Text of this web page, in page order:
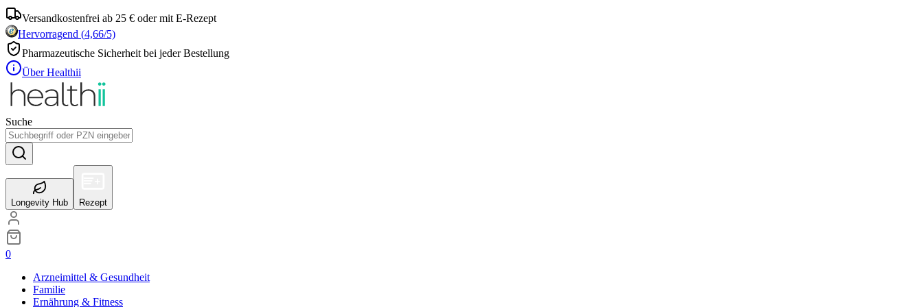
Versandkostenfrei ab 25 € oder mit E-Rezept
Hervorragend (4,66/5)
Pharmazeutische Sicherheit bei jeder Bestellung
Über Healthii
Suche
Longevity Hub Rezept
0
Arzneimittel & Gesundheit
Familie
Ernährung & Fitness